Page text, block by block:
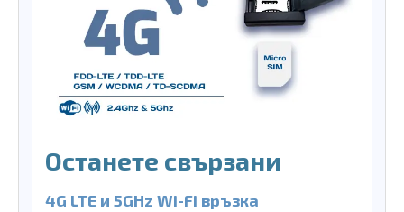
Останете свързани
4G LTE и 5GHz Wi-Fi връзка